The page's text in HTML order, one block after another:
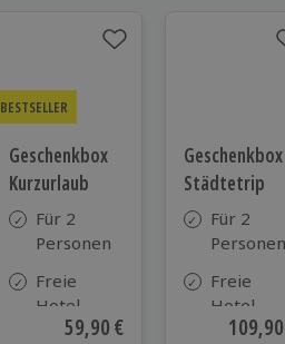
BESTSELLER
Geschenkbox
Kurzurlaub
Für 2
Personen
Freie
Hotel-
Auswahl
Aktueller Preis
59,90 €
Geschenkbox
Städtetrip
Für 2
Personen
Freie
Hotel-
Auswahl